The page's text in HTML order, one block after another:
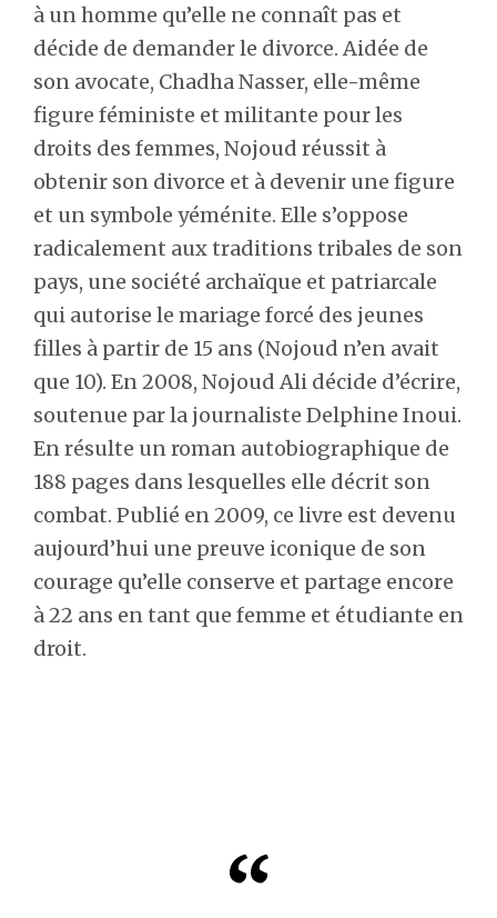
à un homme qu’elle ne connaît pas et
décide de demander le divorce. Aidée de
son avocate, Chadha Nasser, elle-même
figure féministe et militante pour les
droits des femmes, Nojoud réussit à
obtenir son divorce et à devenir une figure
et un symbole yéménite. Elle s’oppose
radicalement aux traditions tribales de son
pays, une société archaïque et patriarcale
qui autorise le mariage forcé des jeunes
filles à partir de 15 ans (Nojoud n’en avait
que 10). En 2008, Nojoud Ali décide d’écrire,
soutenue par la journaliste Delphine Inoui.
En résulte un roman autobiographique de
188 pages dans lesquelles elle décrit son
combat. Publié en 2009, ce livre est devenu
aujourd’hui une preuve iconique de son
courage qu’elle conserve et partage encore
à 22 ans en tant que femme et étudiante en
droit.